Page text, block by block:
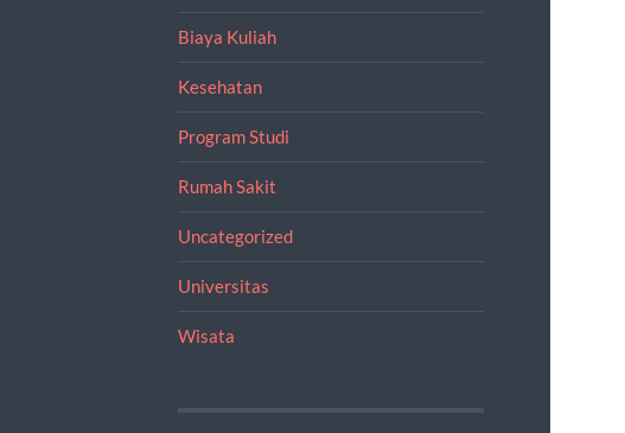
Biaya Kuliah
Kesehatan
Program Studi
Rumah Sakit
Uncategorized
Universitas
Wisata